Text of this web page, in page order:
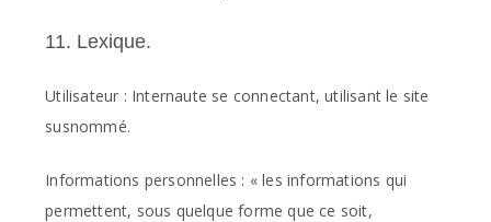
11. Lexique.
Utilisateur : Internaute se connectant, utilisant le site
susnommé.
Informations personnelles : « les informations qui
permettent, sous quelque forme que ce soit,